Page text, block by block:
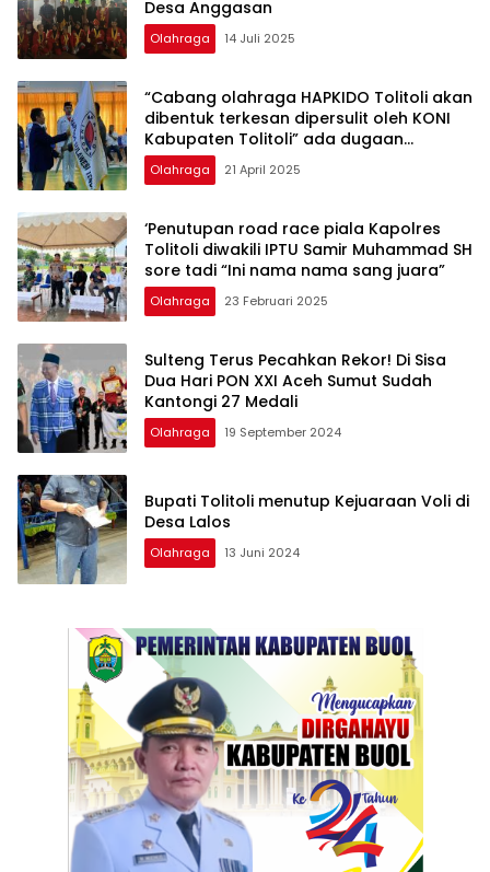
Desa Anggasan
Olahraga 14 Juli 2025
“Cabang olahraga HAPKIDO Tolitoli akan
dibentuk terkesan dipersulit oleh KONI
Kabupaten Tolitoli” ada dugaan
penyimpang dana pembinaan cabor
Olahraga 21 April 2025
‘Penutupan road race piala Kapolres
Tolitoli diwakili IPTU Samir Muhammad SH
sore tadi “Ini nama nama sang juara”
Olahraga 23 Februari 2025
Sulteng Terus Pecahkan Rekor! Di Sisa
Dua Hari PON XXI Aceh Sumut Sudah
Kantongi 27 Medali
Olahraga 19 September 2024
Bupati Tolitoli menutup Kejuaraan Voli di
Desa Lalos
Olahraga 13 Juni 2024